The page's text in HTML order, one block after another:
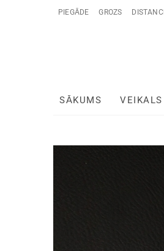
PIEGĀDE GROZS
SĀKUMS VEIKALS